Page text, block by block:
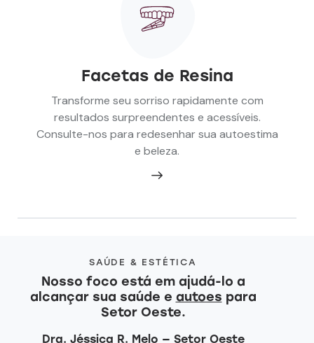
Facetas de Resina
Transforme seu sorriso rapidamente com
resultados surpreendentes e acessíveis.
Consulte-nos para redesenhar sua autoestima
e beleza.
SAÚDE & ESTÉTICA
Nosso foco está em ajudá-lo a
alcançar sua saúde e autopara Setor
Oeste.
Dra. Jéssica R. Melo — Setor Oeste